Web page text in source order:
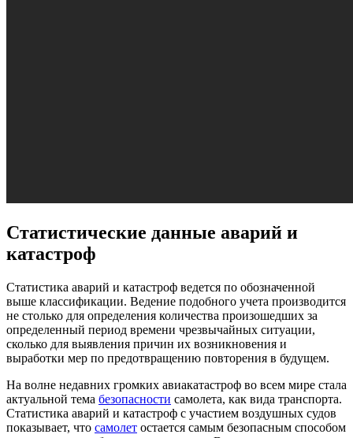
Статистические данные аварий и
катастроф
Статистика аварий и катастроф ведется по обозначенной
выше классификации. Ведение подобного учета производится
не столько для определения количества произошедших за
определенный период времени чрезвычайных ситуации,
сколько для выявления причин их возникновения и
выработки мер по предотвращению повторения в будущем.
На волне недавних громких авиакатастроф во всем мире стала
актуальной тема безопасности самолета, как вида транспорта.
Статистика аварий и катастроф с участием воздушных судов
показывает, что самолет остается самым безопасным способом